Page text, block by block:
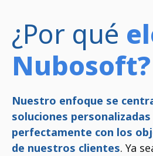
¿Por qué
Nubosoft?
Nuestro enfoque se
soluciones
perfectamente con los
de nuestros clientes. Ya